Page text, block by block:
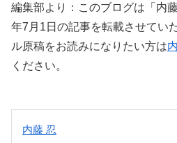
編集部より：このブログは「内
年7月1日の記事を転載させてい
ル原稿をお読みになりたい方は
ください。
内藤 忍